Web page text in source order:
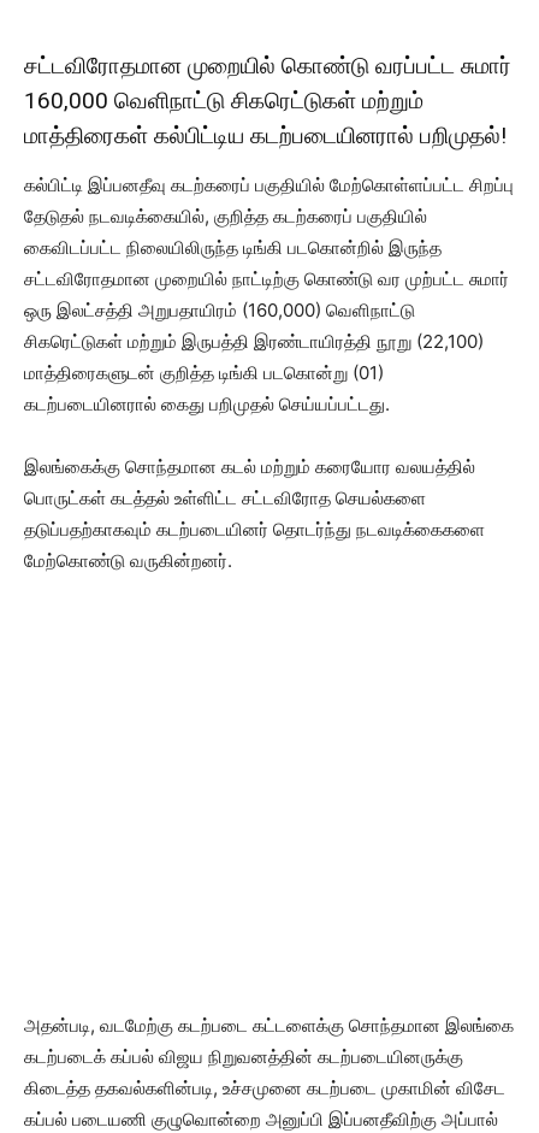
சட்டவிரோதமான முறையில் கொண்டு வரப்பட்ட சுமார்
160,000 வெளிநாட்டு சிகரெட்டுகள் மற்றும்
மாத்திரைகள் கல்பிட்டிய கடற்படையினரால் பறிமுதல்!
கல்பிட்டி இப்பனதீவு கடற்கரைப் பகுதியில் மேற்கொள்ளப்பட்ட சிறப்பு
தேடுதல் நடவடிக்கையில், குறித்த கடற்கரைப் பகுதியில்
கைவிடப்பட்ட நிலையிலிருந்த டிங்கி படகொன்றில் இருந்த
சட்டவிரோதமான முறையில் நாட்டிற்கு கொண்டு வர முற்பட்ட சுமார்
ஒரு இலட்சத்தி அறுபதாயிரம் (160,000) வெளிநாட்டு
சிகரெட்டுகள் மற்றும் இருபத்தி இரண்டாயிரத்தி நூறு (22,100)
மாத்திரைகளுடன் குறித்த டிங்கி படகொன்று (01)
கடற்படையினரால் கைது பறிமுதல் செய்யப்பட்டது.
இலங்கைக்கு சொந்தமான கடல் மற்றும் கரையோர வலயத்தில்
பொருட்கள் கடத்தல் உள்ளிட்ட சட்டவிரோத செயல்களை
தடுப்பதற்காகவும் கடற்படையினர் தொடர்ந்து நடவடிக்கைகளை
மேற்கொண்டு வருகின்றனர்.
அதன்படி, வடமேற்கு கடற்படை கட்டளைக்கு சொந்தமான இலங்கை
கடற்படைக் கப்பல் விஜய நிறுவனத்தின் கடற்படையினருக்கு
கிடைத்த தகவல்களின்படி, உச்சமுனை கடற்படை முகாமின் விசேட
கப்பல் படையணி குழுவொன்றை அனுப்பி இப்பனதீவிற்கு அப்பால்